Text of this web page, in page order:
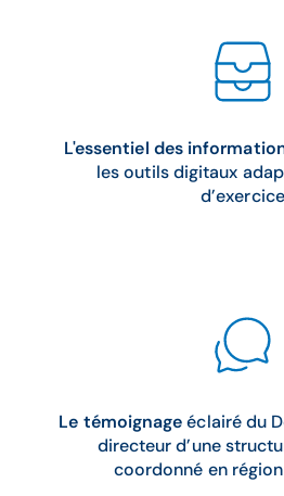
L'essentiel des
les outils digitaux
d’exercice
Le témoignageéclairé du
directeur d’une
coordonné en